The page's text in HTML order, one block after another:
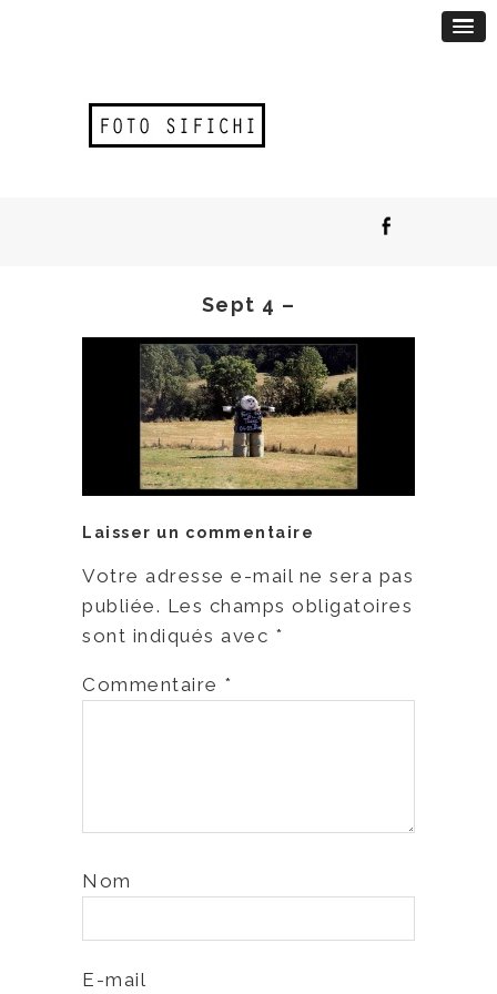
Sept 4 –
Laisser un commentaire
Votre adresse e-mail ne sera pas
publiée. Les champs obligatoires
sont indiqués avec *
Commentaire *
Nom
E-mail